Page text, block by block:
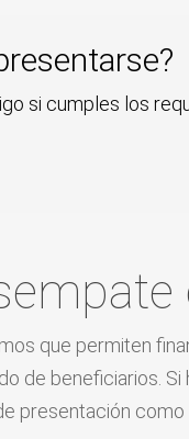
si cumples los
que permiten
de beneficiarios.
presentación